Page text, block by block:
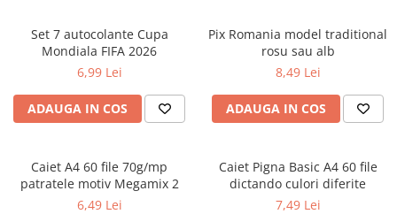
Creioane colorate
Creioane cerate
Radiere
Ascutițori
Mine și rezerve
Cretă școlară și creativă
Set 7 autocolante Cupa
Mondiala FIFA 2026
6,99 Lei
ADAUGA IN COS
Pix Romania model traditional
rosu sau alb
8,49 Lei
ADAUGA IN COS
Caiet A4 60 file 70g/mp
patratele motiv Megamix 2
6,49 Lei
Caiet Pigna Basic A4 60 file
dictando culori diferite
7,49 Lei